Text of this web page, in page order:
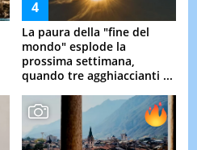
La paura della "fine del
mondo" esplode la
prossima settimana,
quando tre agghiaccianti ...